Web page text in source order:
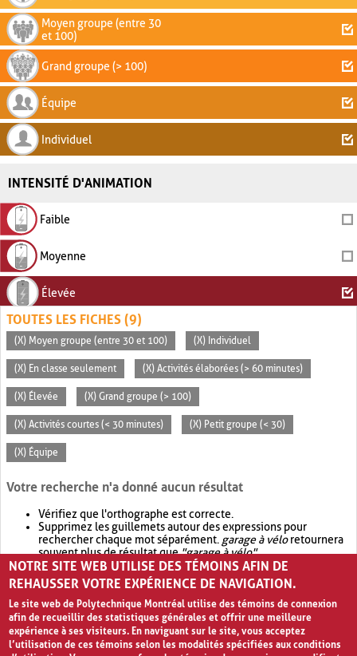
Moyen groupe (entre 30
et 100)
Grand groupe (> 100)
Équipe
Individuel
INTENSITÉ D'ANIMATION
Faible
Moyenne
Élevée
TOUTES LES FICHES (9)
(X) Moyen groupe (entre 30 et 100) (X) Individuel
(X) En classe seulement (X) Activités élaborées (> 60 minutes)
(X) Élevée (X) Grand groupe (> 100)
(X) Activités courtes (< 30 minutes) (X) Petit groupe (< 30)
(X) Équipe
Votre recherche n'a donné aucun résultat
Vérifiez que l'orthographe est correcte.
Supprimez les guillemets autour des expressions pour
rechercher chaque mot séparément. garage à véloretournera
souvent plus de résultat que"garage à vélo".
Envisagez d'élargir votre recherche avec OR.garage OR vélo
retournera souvent plus de résultat quegarage à vélo
NOTRE SITE WEB UTILISE DES TÉMOINS AFIN DE
REHAUSSER VOTRE EXPÉRIENCE DE NAVIGATION.
Le site web de Polytechnique Montréal utilise des témoins de connexion
afin de recueillir des statistiques générales et offrir une meilleure
expérience à ses visiteurs. En naviguant sur le site, vous acceptez
l’utilisation de ces témoins selon les modalités spécifiées aux conditions